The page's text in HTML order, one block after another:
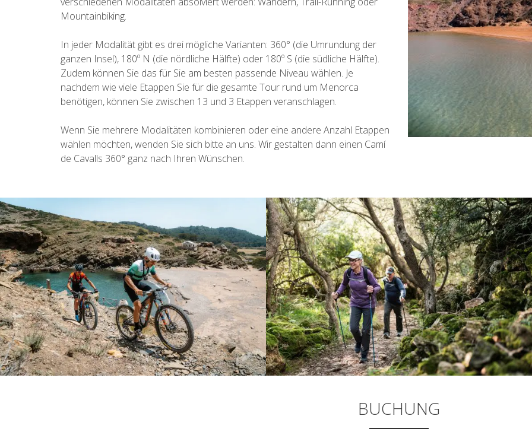
Mountainbiking.
In jeder Modalität gibt es drei mögliche Varianten: 360° (die Umrundung der
ganzen Insel), 180º N (die nördliche Hälfte) oder 180º S (die südliche Hälfte).
Zudem können Sie das für Sie am besten passende Niveau wählen. Je
nachdem wie viele Etappen Sie für die gesamte Tour rund um Menorca
benötigen, können Sie zwischen 13 und 3 Etappen veranschlagen.
Wenn Sie mehrere Modalitäten kombinieren oder eine andere Anzahl Etappen
wählen möchten, wenden Sie sich bitte an uns. Wir gestalten dann einen Camí
de Cavalls 360° ganz nach Ihren Wünschen.
BUCHUNG